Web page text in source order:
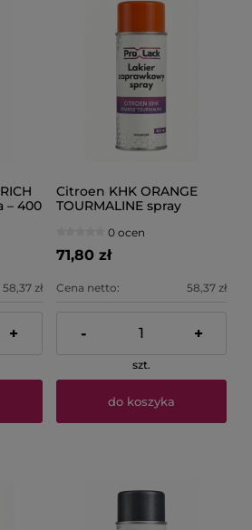
– 400
58,37 zł
+
Citroen KHK ORANGE
TOURMALINE spray
0 ocen
71,80 zł
Cena netto: 58,37 zł
- +
szt.
do koszyka